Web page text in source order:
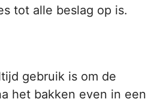
tot alle beslag op is.
gebruik is om de
het bakken even in een